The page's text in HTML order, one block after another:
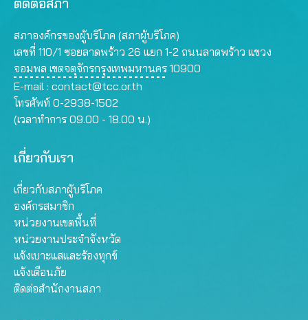
ติดต่อสภา
สภาองค์กรของผู้บริโภค (สภาผู้บริโภค)
เลขที่ 110/1 ซอยลาดพร้าว 26 แยก 1-2 ถนนลาดพร้าว แขวง
จอมพล เขตจตุจักรกรุงเทพมหานคร 10900
E-mail : contact@tcc.or.th
โทรศัพท์ 0-2938-1502
(เวลาทำการ 09.00 - 18.00 น.)
เกี่ยวกับเรา
เกี่ยวกับสภาผู้บริโภค
องค์กรสมาชิก
หน่วยงานเขตพื้นที่
หน่วยงานประจำจังหวัด
แจ้งเบาะแสและร้องทุกข์
แจ้งเตือนภัย
ติดต่อสำนักงานสภา